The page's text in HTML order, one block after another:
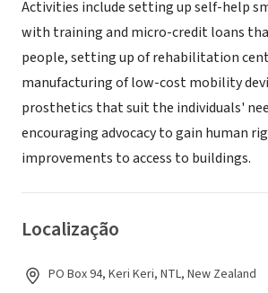
Activities include setting up self-help
with training and micro-credit loans
people, setting up of rehabilitation
manufacturing of low-cost mobility
prosthetics that suit the individuals'
encouraging advocacy to gain human
improvements to access to buildings.
Localização
PO Box 94, Keri Keri, NTL, New Zealand